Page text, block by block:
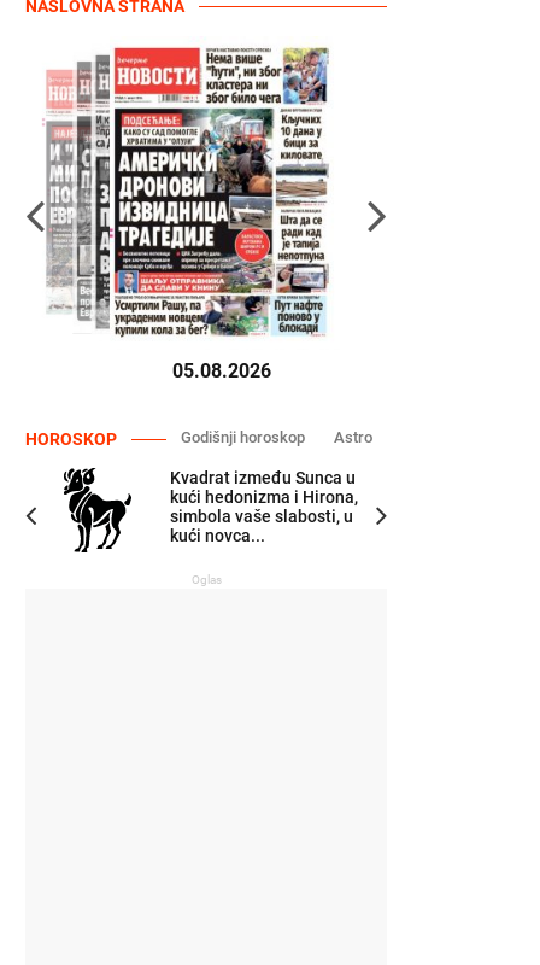
NASLOVNA STRANA
05.08.2026
HOROSKOP Godišnji horoskop Astro
Kvadrat između Sunca u
kući hedonizma i Hirona,
simbola vaše slabosti, u
kući novca...
Oglas